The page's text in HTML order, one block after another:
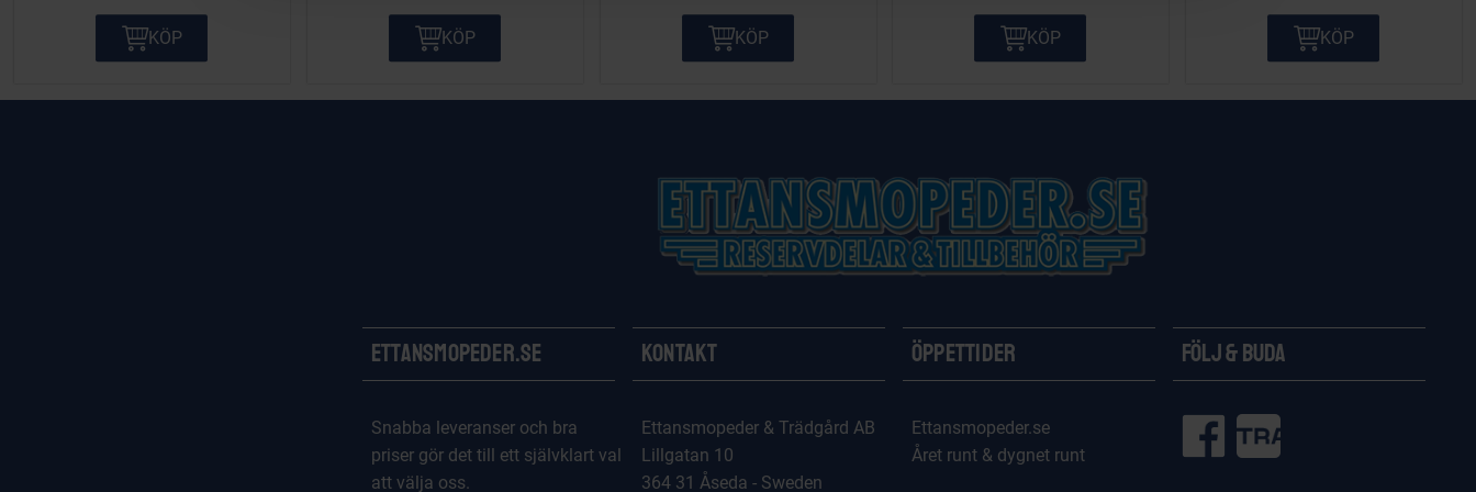
KÖP KÖP KÖP KÖP KÖP
Ettansmopeder.se
Snabba leveranser och bra
priser gör det till ett självklart val
att välja oss.
Kontakt
Ettansmopeder & Trädgård AB
Lillgatan 10
364 31 Åseda - Sweden
Öppettider
Ettansmopeder.se
Året runt & dygnet runt
Följ & Buda